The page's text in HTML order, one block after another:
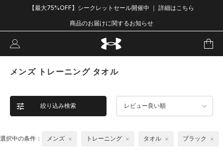
【最大75%OFF】シークレットセール開催中 ｜ 詳細はこちら
商品のお届けに関するお知らせ
メンズ トレーニング タオル
絞り込み検索 レビュー良い順
選択中の条件： メンズ トレーニング タオル ブラック